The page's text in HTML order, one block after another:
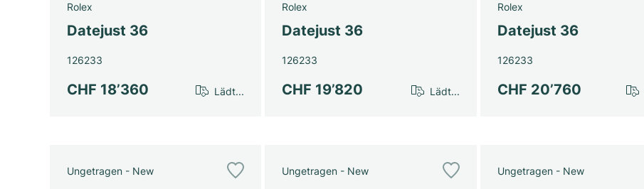
Rolex
Datejust 36
126233
CHF 18’360 Lädt...
Rolex
Datejust 36
126233
CHF 19’820 Lädt...
Rolex
Datejust 36
126233
CHF 20’760
Ungetragen - New Ungetragen - New Ungetragen - New